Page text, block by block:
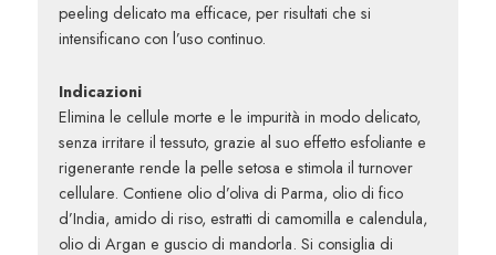
peeling delicato ma efficace, per risultati che si
intensificano con l’uso continuo.
Indicazioni
Elimina le cellule morte e le impurità in modo delicato,
senza irritare il tessuto, grazie al suo effetto esfoliante e
rigenerante rende la pelle setosa e stimola il turnover
cellulare. Contiene olio d’oliva di Parma,olio di fico
d’India,amido di riso, estratti dicamomilla ecalendula,
olio di Argan e guscio dimandorla. Si consiglia di